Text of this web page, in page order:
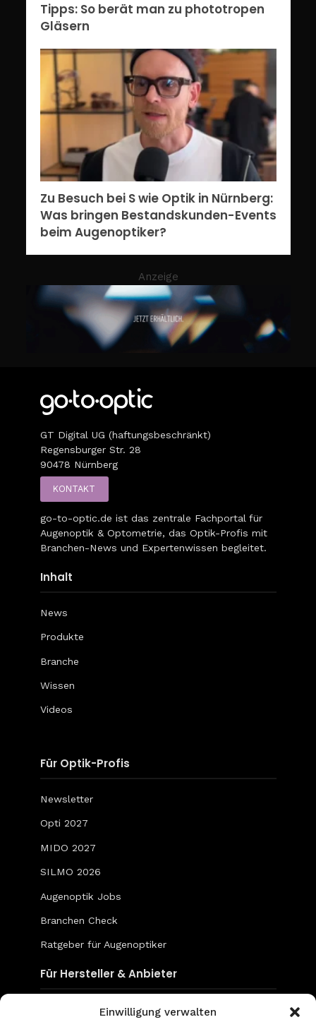
Einwilligung verwalten
Tipps: So berät man zu phototropen
Gläsern
Zu Besuch bei S wie Optik in Nürnberg:
Was bringen Bestandskunden-Events
beim Augenoptiker?
Anzeige
GT Digital UG (haftungsbeschränkt)
Regensburger Str. 28
90478 Nürnberg
KONTAKT
go-to-optic.de ist das zentrale Fachportal für
Augenoptik & Optometrie, das Optik-Profis mit
Branchen-News und Expertenwissen begleitet.
Inhalt
News
Produkte
Branche
Wissen
Videos
Für Optik-Profis
Newsletter
Opti 2027
MIDO 2027
SILMO 2026
Augenoptik Jobs
Branchen Check
Ratgeber für Augenoptiker
Für Hersteller & Anbieter
Content & Social Media